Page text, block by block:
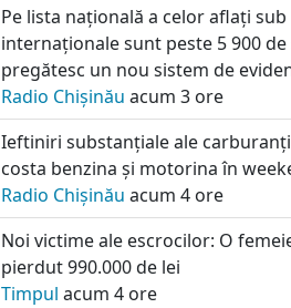
Pe lista națională a celor aflați
internaționale sunt peste 5 900
pregătesc un nou sistem de
Radio Chișinău acum 3 ore
Ieftiniri substanțiale ale
costa benzina și motorina în
Radio Chișinău acum 4 ore
Noi victime ale escrocilor: O
pierdut 990.000 de lei
Timpul acum 4 ore